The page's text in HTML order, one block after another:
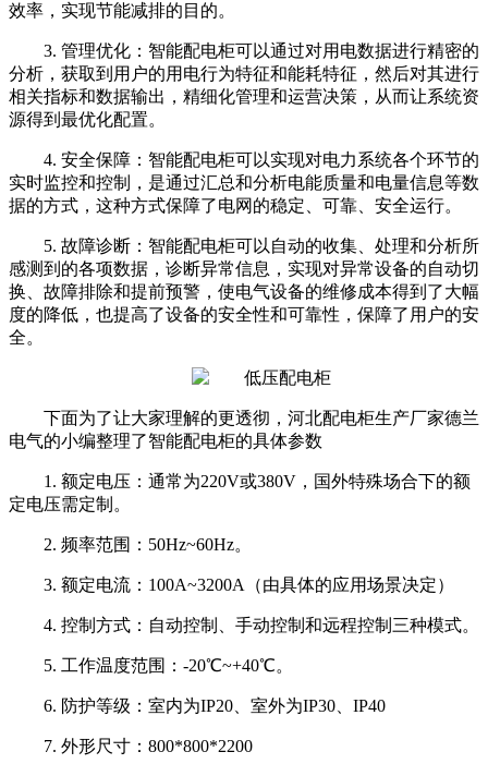
效率，实现节能减排的目的。
3. 管理优化：智能配电柜可以通过对用电数据进行精密的
分析，获取到用户的用电行为特征和能耗特征，然后对其进行
相关指标和数据输出，精细化管理和运营决策，从而让系统资
源得到最优化配置。
4. 安全保障：智能配电柜可以实现对电力系统各个环节的
实时监控和控制，是通过汇总和分析电能质量和电量信息等数
据的方式，这种方式保障了电网的稳定、可靠、安全运行。
5. 故障诊断：智能配电柜可以自动的收集、处理和分析所
感测到的各项数据，诊断异常信息，实现对异常设备的自动切
换、故障排除和提前预警，使电气设备的维修成本得到了大幅
度的降低，也提高了设备的安全性和可靠性，保障了用户的安
全。
下面为了让大家理解的更透彻，河北配电柜生产厂家德兰
电气的小编整理了智能配电柜的具体参数
1. 额定电压：通常为220V或380V，国外特殊场合下的额
定电压需定制。
2. 频率范围：50Hz~60Hz。
3. 额定电流：100A~3200A（由具体的应用场景决定）
4. 控制方式：自动控制、手动控制和远程控制三种模式。
5. 工作温度范围：-20℃~+40℃。
6. 防护等级：室内为IP20、室外为IP30、IP40
7. 外形尺寸：800*800*2200